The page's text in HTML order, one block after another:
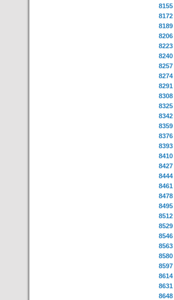
8155
8172
8189
8206
8223
8240
8257
8274
8291
8308
8325
8342
8359
8376
8393
8410
8427
8444
8461
8478
8495
8512
8529
8546
8563
8580
8597
8614
8631
8648